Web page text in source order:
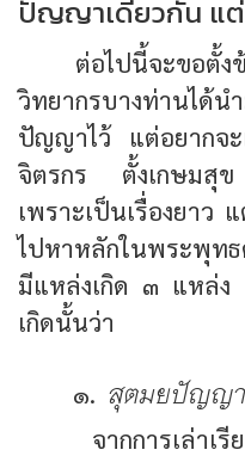
ปัญญาเดียวกัน แ
ต่อไปนี้จะขอตั้ง
วิทยากรบางท่านได้น
ปัญญาไว้ แต่อยากจะ
จิตรกร ตั้งเกษมสุข
เพราะเป็นเรื่องยาว
ไปหาหลักในพระพุท
มีแหล่งเกิด ๓ แหล่ง
เกิดนั้นว่า
๑. สุตมยปัญญา
จากการเล่าเ